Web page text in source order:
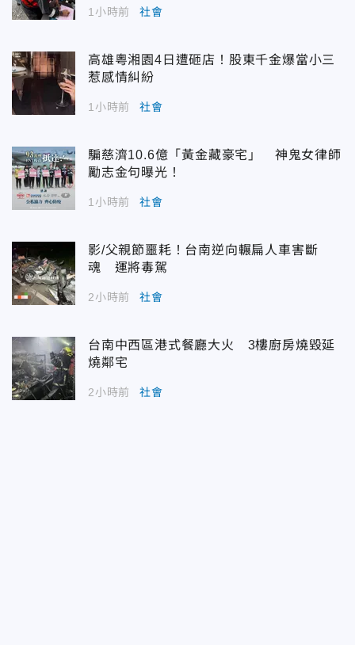
1小時前 社會
高雄粵湘園4日遭砸店！股東千金爆當小三
惹感情糾紛
1小時前 社會
騙慈濟10.6億「黃金藏豪宅」 神鬼女律師
勵志金句曝光！
1小時前 社會
影/父親節噩耗！台南逆向輾扁人車害斷
魂 運將毒駕
2小時前 社會
台南中西區港式餐廳大火 3樓廚房燒毀延
燒鄰宅
2小時前 社會